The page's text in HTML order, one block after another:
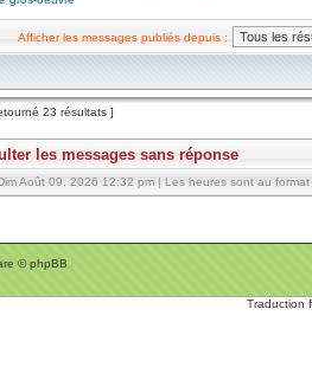
Afficher les messages publiés depuis :
23 résultats ]
les messages sans réponse
Août 09, 2026 12:32 pm | Les heures sont au
© phpBB
Traduction